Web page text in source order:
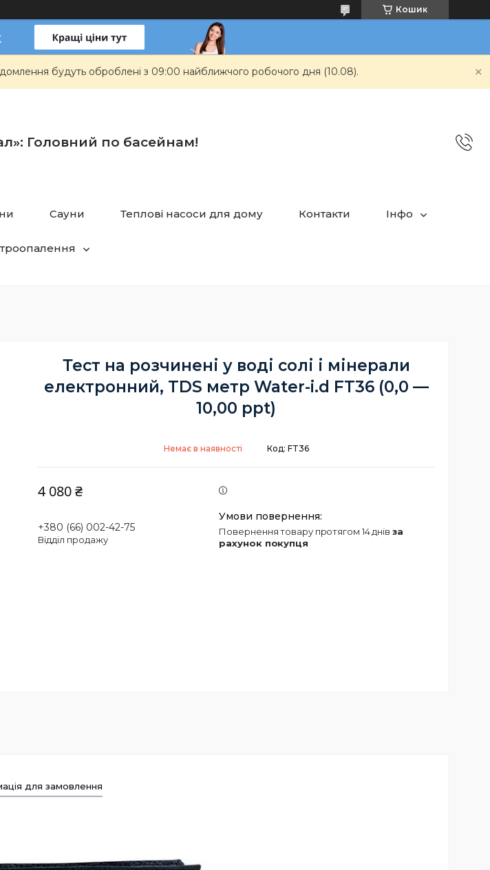
Кошик
будуть оброблені з 09:00 найближчого робочого дня (10.08).
Головний по басейнам!
Сауни Теплові насоси для дому Контакти Інфо
Тест на розчинені у воді солі і мінерали
електронний, TDS метр Water-i.d FT36 (0,0 —
10,00 ppt)
Немає в наявності Код: FT36
4 080 ₴
+380 (66) 002-42-75
Відділ продажу
повернення товару протягом 14 днів за
рахунок покупця
для замовлення